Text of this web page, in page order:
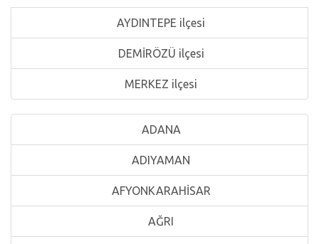
AYDINTEPE ilçesi
DEMİRÖZÜ ilçesi
MERKEZ ilçesi
ADANA
ADIYAMAN
AFYONKARAHİSAR
AĞRI